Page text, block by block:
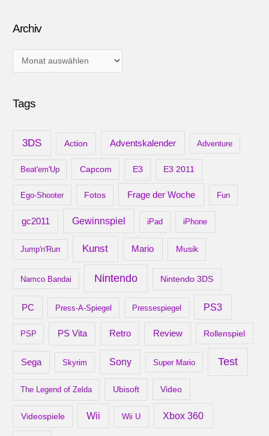
Archiv
r
Tags
3DS Action Adventskalender Adventure
Beat'em'Up Capcom E3 E3 2011
Ego-Shooter Fotos Frage der Woche Fun
gc2011 Gewinnspiel iPad iPhone
Jump'n'Run Kunst Mario Musik
Namco Bandai Nintendo Nintendo 3DS
PC Press-A-Spiegel Pressespiegel PS3
PSP PS Vita Retro Review Rollenspiel
Sega Skyrim Sony Super Mario Test
The Legend of Zelda Ubisoft Video
Videospiele Wii Wii U Xbox 360